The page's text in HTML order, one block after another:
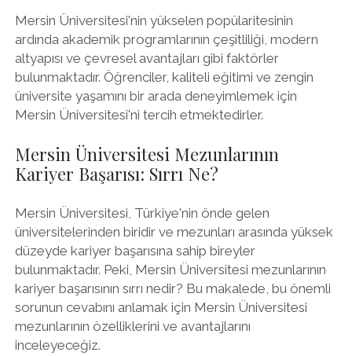
Mersin Üniversitesi'nin yükselen popülaritesinin
ardında akademik programlarının çeşitliliği, modern
altyapısı ve çevresel avantajları gibi faktörler
bulunmaktadır. Öğrenciler, kaliteli eğitimi ve zengin
üniversite yaşamını bir arada deneyimlemek için
Mersin Üniversitesi'ni tercih etmektedirler.
Mersin Üniversitesi Mezunlarının
Kariyer Başarısı: Sırrı Ne?
Mersin Üniversitesi, Türkiye'nin önde gelen
üniversitelerinden biridir ve mezunları arasında yüksek
düzeyde kariyer başarısına sahip bireyler
bulunmaktadır. Peki, Mersin Üniversitesi mezunlarının
kariyer başarısının sırrı nedir? Bu makalede, bu önemli
sorunun cevabını anlamak için Mersin Üniversitesi
mezunlarının özelliklerini ve avantajlarını
inceleyeceğiz.